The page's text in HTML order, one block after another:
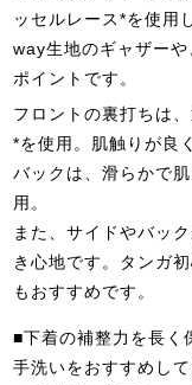
ッセルレース*を使用
way生地のギャザー
ポイントです。
フロントの裏打ちは
*を使用。肌触りが良
バックは、滑らかで
用。
また、サイドやバッ
き心地です。タンガ
もおすすめです。
■下着の補整力を長く
手洗いをおすすめして